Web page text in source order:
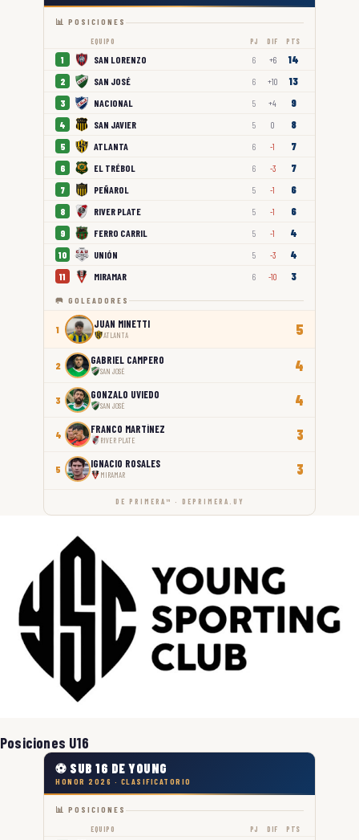
📊 POSICIONES
EQUIPO PJ DIF PTS
1 SAN LORENZO 6 +6 14
2 SAN JOSÉ 6 +10 13
3 NACIONAL 5 +4 9
4 SAN JAVIER 5 0 8
5 ATLANTA 6 -1 7
6 EL TRÉBOL 6 -3 7
7 PEÑAROL 5 -1 6
8 RIVER PLATE 5 -1 6
9 FERRO CARRIL 5 -1 4
10 UNIÓN 5 -3 4
11 MIRAMAR 6 -10 3
🥅 GOLEADORES
1 JUAN MINETTI
ATLANTA 5
2 GABRIEL CAMPERO
SAN JOSÉ 4
3 GONZALO UVIEDO
SAN JOSÉ 4
4 FRANCO MARTÍNEZ
RIVER PLATE 3
5 IGNACIO ROSALES
MIRAMAR 3
DE PRIMERA™ · DEPRIMERA.UY
Posiciones U16
⚽ SUB 16 DE YOUNG
HONOR 2026 · CLASIFICATORIO
📊 POSICIONES
EQUIPO PJ DIF PTS